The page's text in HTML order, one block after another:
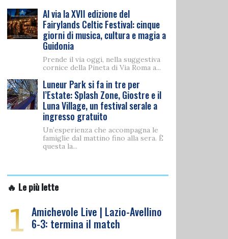
Al via la XVII edizione del
Fairylands Celtic Festival: cinque
giorni di musica, cultura e magia a
Guidonia
Prende il via oggi, nella suggestiva
cornice della Pineta di Via Roma a...
Luneur Park si fa in tre per
l’Estate: Splash Zone, Giostre e il
Luna Village, un festival serale a
ingresso gratuito
Un’esperienza che accompagna le
famiglie dal mattino fino alla sera. È
questa la...
🔥 Le più lette
1 Amichevole Live | Lazio-Avellino
6-3: termina il match